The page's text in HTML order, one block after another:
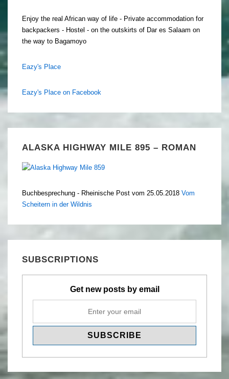
Enjoy the real African way of life - Private accommodation for
backpackers - Hostel - on the outskirts of Dar es Salaam on
the way to Bagamoyo
Eazy's Place
Eazy's Place on Facebook
ALASKA HIGHWAY MILE 895 – ROMAN
Buchbesprechung - Rheinische Post vom 25.05.2018 Vom
Scheitern in der Wildnis
SUBSCRIPTIONS
Get new posts by email